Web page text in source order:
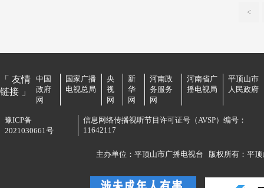
<
「 友情
链接 」
中国
政府
网
国家广播
电视总局
央
视
网
新
华
网
河南政
务服务
网
河南省广
播电视局
平顶山市
人民政府
豫ICP备
2021030661号
信息网络传播视听节目许可证号（AVSP）编号：
11642117
主办单位：平顶山市广播电视台 版权所有：平